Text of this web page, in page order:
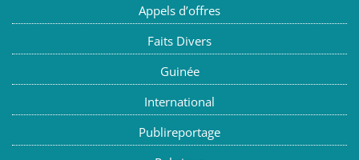
Appels d’offres
Faits Divers
Guinée
International
Publireportage